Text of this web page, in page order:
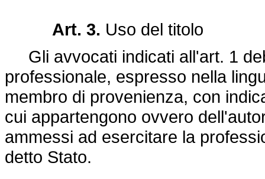
Art. 3. Uso del titolo
Gli avvocati indicati all'art. 1
professionale, espresso nella
membro di provenienza, con
cui appartengono ovvero
ammessi ad esercitare la
detto Stato.